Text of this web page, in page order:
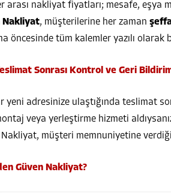
arası nakliyat fiyatları; mesafe, eşya
Nakliyat, müşterilerine her zaman
öncesinde tüm kalemler yazılı
Sonrası Kontrol ve Geri
yeni adresinize ulaştığında teslimat
veya yerleştirme hizmeti
Nakliyat, müşteri memnuniyetine
Güven Nakliyat?